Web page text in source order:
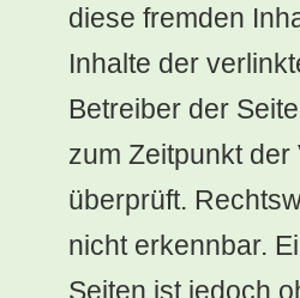
diese fremden
Inhalte der
Betreiber der
zum Zeitpunkt
überprüft.
nicht erkennbar.
Seiten ist jedoch